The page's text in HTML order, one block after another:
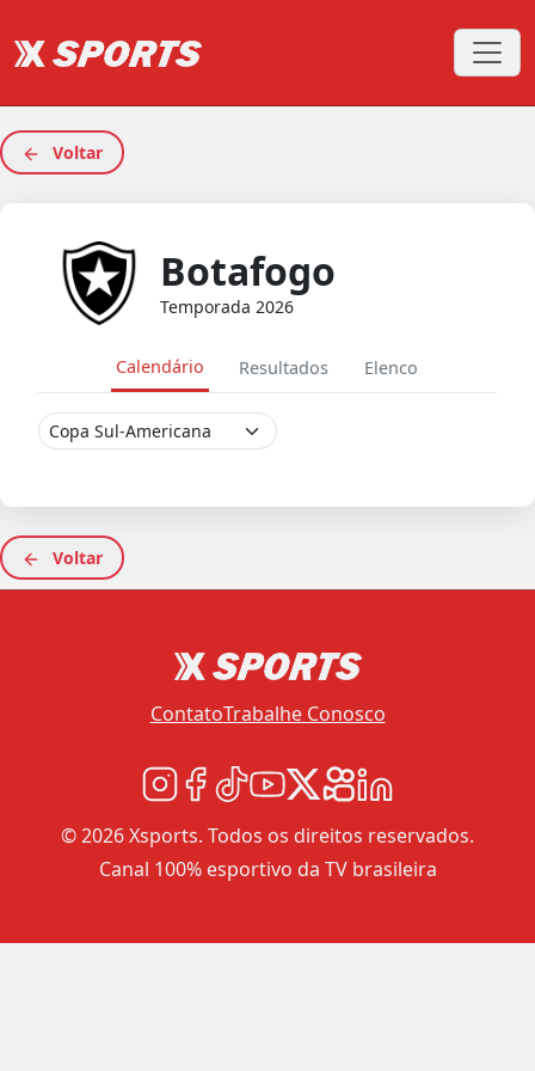
Voltar
Botafogo
Temporada 2026
Calendário Resultados Elenco
Voltar
ContatoTrabalhe Conosco
© 2026 Xsports. Todos os direitos reservados.
Canal 100% esportivo da TV brasileira